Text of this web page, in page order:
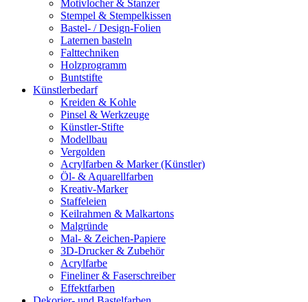
Motivlocher & Stanzer
Stempel & Stempelkissen
Bastel- / Design-Folien
Laternen basteln
Falttechniken
Holzprogramm
Buntstifte
Künstlerbedarf
Kreiden & Kohle
Pinsel & Werkzeuge
Künstler-Stifte
Modellbau
Vergolden
Acrylfarben & Marker (Künstler)
Öl- & Aquarellfarben
Kreativ-Marker
Staffeleien
Keilrahmen & Malkartons
Malgründe
Mal- & Zeichen-Papiere
3D-Drucker & Zubehör
Acrylfarbe
Fineliner & Faserschreiber
Effektfarben